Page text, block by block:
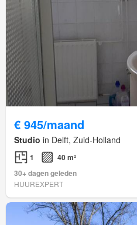
€ 945/maand
Studio in Delft, Zuid-Holland
1
40 m²
30+ dagen geleden
HUUREXPERT